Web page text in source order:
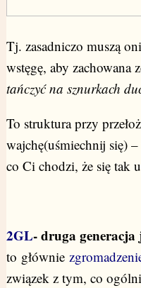
Tj. zasadniczo muszą
wstęgę, aby zachowana
tańczyć na sznurkach
To struktura przy
wajchę(uśmiechnij się)
co Ci chodzi, że się tak
2GL- druga
to głównie
związek z tym, co